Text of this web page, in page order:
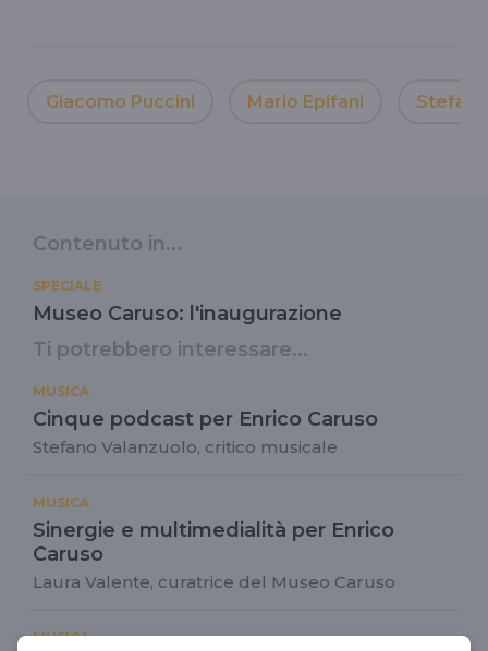
Giacomo Puccini Mario Epifani
Contenuto in...
SPECIALE
Museo Caruso: l'inaugurazione
Ti potrebbero interessare...
MUSICA
Cinque podcast per Enrico Caruso
Stefano Valanzuolo, critico musicale
MUSICA
Sinergie e multimedialità per Enrico
Caruso
Laura Valente, curatrice del Museo Caruso
MUSICA